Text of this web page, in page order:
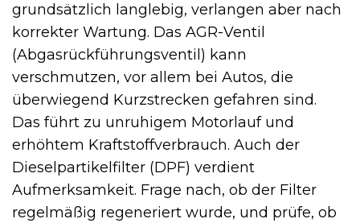
grundsätzlich langlebig, verlangen aber nach
korrekter Wartung. Das AGR-Ventil
(Abgasrückführungsventil) kann
verschmutzen, vor allem bei Autos, die
überwiegend Kurzstrecken gefahren sind.
Das führt zu unruhigem Motorlauf und
erhöhtem Kraftstoffverbrauch. Auch der
Dieselpartikelfilter (DPF) verdient
Aufmerksamkeit. Frage nach, ob der Filter
regelmäßig regeneriert wurde, und prüfe, ob